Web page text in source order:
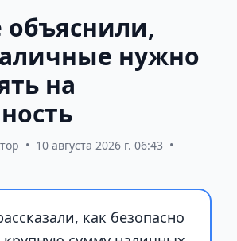
объяснили,
нужно
на
• 10 августа 2026 г. 06:43 •
как безопасно